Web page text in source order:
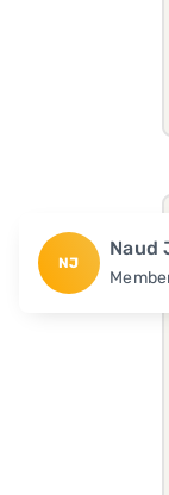
NJ
Naud